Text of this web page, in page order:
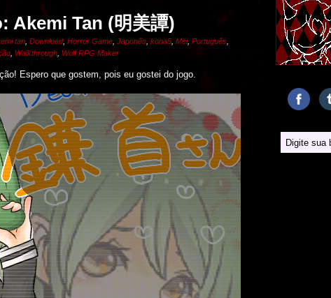
Akemi Tan (明美譚)
tan, Download, Horror Game, Japonês, kona5, Mei, Português,
, Walkthrough, Wolf RPG Maker
Espero que gostem, pois eu gostei do jogo.